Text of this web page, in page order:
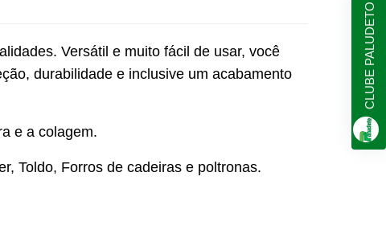
Versátil e muito fácil de usar, você
durabilidade e inclusive um acabamento
e a colagem.
Toldo, Forros de cadeiras e poltronas.
CLUBE PALUDETO